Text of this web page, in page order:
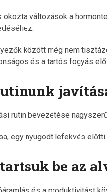
okozta változások a
között még nem
és a tartós fogyás
rutin bevezetése
egy nyugodt lefekvés
be az